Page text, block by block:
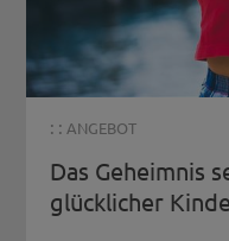
: : ANGEBOT
Das Geheimnis
glücklicher